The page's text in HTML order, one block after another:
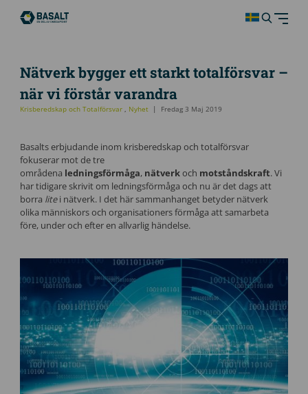
Nätverk bygger ett starkt totalförsvar –
när vi förstår varandra
Krisberedskap och Totalförsvar Nyhet Fredag 3 Maj 2019
Basalts erbjudande inom krisberedskap och totalförsvar
fokuserar mot de tre
områdena ledningsförmåga, nätverkoch motståndskraft. Vi
har tidigare skrivit om ledningsförmåga och nu är det dags att
borra litei nätverk. I det här sammanhanget betyder nätverk
olika människors och organisationers förmåga att samarbeta
före, under och efter en allvarlig händelse.